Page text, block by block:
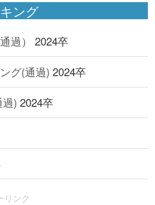
ング
過） 2024卒
グ(通過) 2024卒
) 2024卒
リンク